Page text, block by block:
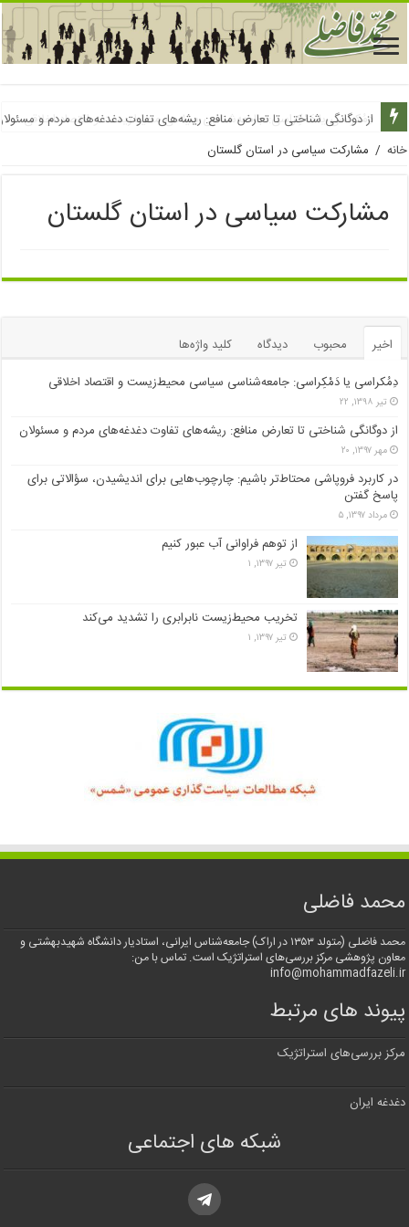
دِمُکراسی یا دَمْکِراسی: جامعه‌شناسی سیاسی محیط‌زیست و اقتصاد اخلاقی
از دوگانگی شناختی تا تعارض منافع: ریشه‌های تفاوت دغدغه‌های مردم و
خانه / مشارکت سیاسی در استان گلستان
مشارکت سیاسی در استان گلستان
اخیر محبوب دیدگاه
کلید واژه‌ها
دِمُکراسی یا دَمْکِراسی: جامعه‌شناسی سیاسی محیط‌زیست و اقتصاد اخلاقی
تیر ۱۳۹۸, ۲۲
از دوگانگی شناختی تا تعارض منافع: ریشه‌های تفاوت دغدغه‌های مردم و مسئولان
مهر ۱۳۹۷, ۲۰
در کاربرد فروپاشی محتاط‌تر باشیم: چارچوب‌هایی برای اندیشیدن، سؤالاتی برای
پاسخ گفتن
مرداد ۱۳۹۷, ۵
از توهم فراوانی آب عبور کنیم
تیر ۱۳۹۷, ۱
تخریب محیط‌زیست نابرابری را تشدید می‌کند
تیر ۱۳۹۷, ۱
محمد فاضلی
محمد فاضلی (متولد ۱۳۵۳ در اراک) جامعه‌شناس ایرانی، استادیار دانشگاه شهیدبهشتی و
معاون پژوهشی مرکز بررسی‌های استراتژیک است. تماس با من:
info@mohammadfazeli.ir
پیوند های مرتبط
مرکز بررسی‌های استراتژیک
دغدغه ایران
شبکه های اجتماعی